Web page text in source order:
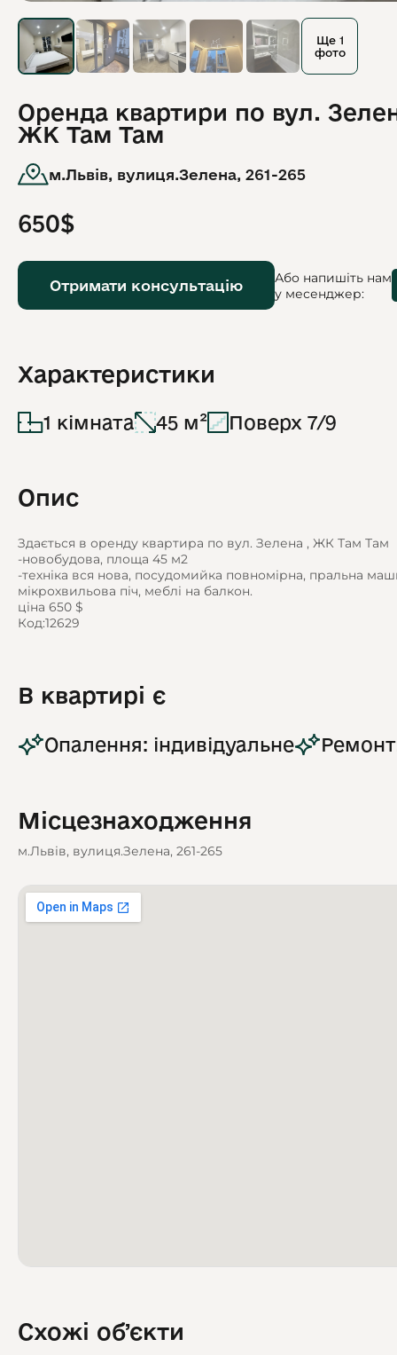
Ще 1
фото
Оренда квартири по вул.
ЖК Там Там
м.Львів, вулиця.Зелена, 261-265
650$
Отримати консультацію
Або напишіть нам
у месенджер:
Характеристики
1 кімната 45 м² Поверх 7/9
Опис
Здається в оренду квартира по вул. Зелена , ЖК Там Там
-новобудова, площа 45 м2
-техніка вся нова, посудомийка повномірна, пральна
мікрохвильова піч, меблі на балкон.
ціна 650 $
Код:12629
В квартирі є
Опалення: індивідуальне
Місцезнаходження
м.Львів, вулиця.Зелена, 261-265
Схожі обʼєкти